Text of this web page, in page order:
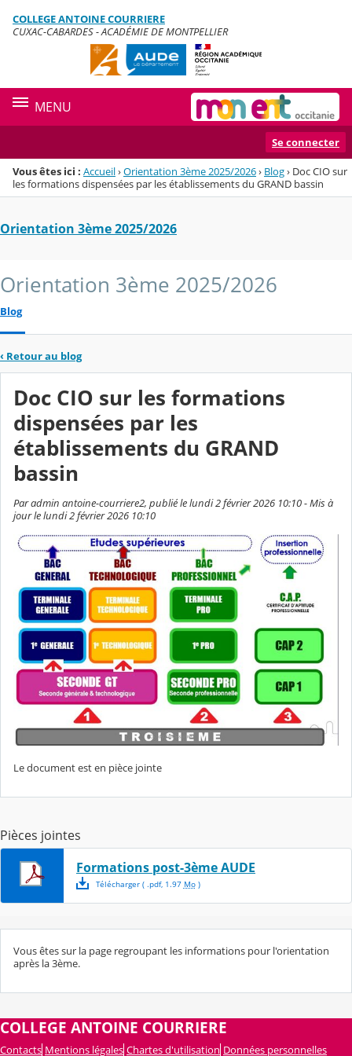
Menu de la rubrique
Contenu
COLLEGE ANTOINE COURRIERE
CUXAC-CABARDES - ACADÉMIE DE MONTPELLIER
MENU
Se connecter
Vous êtes ici : Accueil›Orientation 3ème 2025/2026› Blog› Doc CIO sur
les formations dispensées par les établissements du GRAND bassin
Orientation 3ème 2025/2026
Orientation 3ème 2025/2026
Blog
‹ Retour au blog
Doc CIO sur les formations
dispensées par les
établissements du GRAND
bassin
Par admin antoine-courriere2, publié le lundi 2 février 2026 10:10 - Mis à
jour le lundi 2 février 2026 10:10
Le document est en pièce jointe
Pièces jointes
Formations post-3ème AUDE
Télécharger( .pdf, 1.97 Mo)
Vous êtes sur la page regroupant les informations pour l'orientation
après la 3ème.
COLLEGE ANTOINE COURRIERE
Contacts Mentions légales Chartes d'utilisation Données personnelles